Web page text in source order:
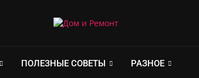
ПОЛЕЗНЫЕ СОВЕТЫ РАЗНОЕ